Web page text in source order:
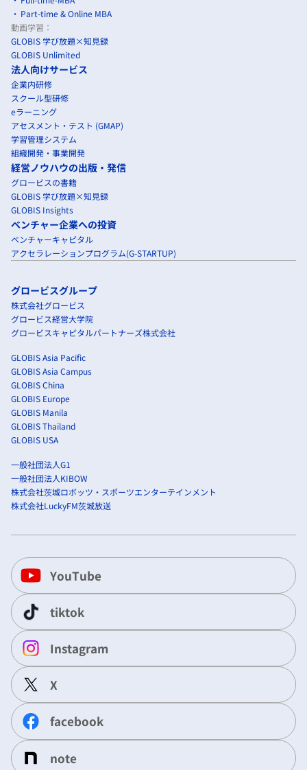
Part-time & Online MBA
動画学習：
GLOBIS 学び放題×知見録
GLOBIS Unlimited
法人向けサービス
企業内研修
スクール型研修
eラーニング
アセスメント・テスト (GMAP)
学習管理システム
組織開発・事業開発
経営ノウハウの出版・発信
グロービスの書籍
GLOBIS 学び放題×知見録
GLOBIS Insights
ベンチャー企業への投資
ベンチャーキャピタル
アクセラレーションプログラム(G-STARTUP)
グロービスグループ
株式会社グロービス
グロービス経営大学院
グロービスキャピタルパートナーズ株式会社
GLOBIS Asia Pacific
GLOBIS Asia Campus
GLOBIS China
GLOBIS Europe
GLOBIS Manila
GLOBIS Thailand
GLOBIS USA
一般社団法人G1
一般社団法人KIBOW
株式会社茨城ロボッツ・スポーツエンターテインメント
株式会社LuckyFM茨城放送
YouTube
tiktok
Instagram
X
facebook
note